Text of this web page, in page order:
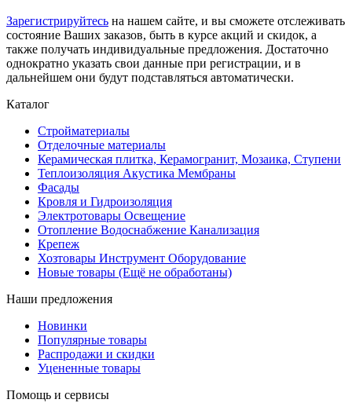
Зарегистрируйтесь на нашем сайте, и вы сможете отслеживать
состояние Ваших заказов, быть в курсе акций и скидок, а
также получать индивидуальные предложения. Достаточно
однократно указать свои данные при регистрации, и в
дальнейшем они будут подставляться автоматически.
Каталог
Стройматериалы
Отделочные материалы
Керамическая плитка, Керамогранит, Мозаика, Ступени
Теплоизоляция Акустика Мембраны
Фасады
Кровля и Гидроизоляция
Электротовары Освещение
Отопление Водоснабжение Канализация
Крепеж
Хозтовары Инструмент Оборудование
Новые товары (Ещё не обработаны)
Наши предложения
Новинки
Популярные товары
Распродажи и скидки
Уцененные товары
Помощь и сервисы